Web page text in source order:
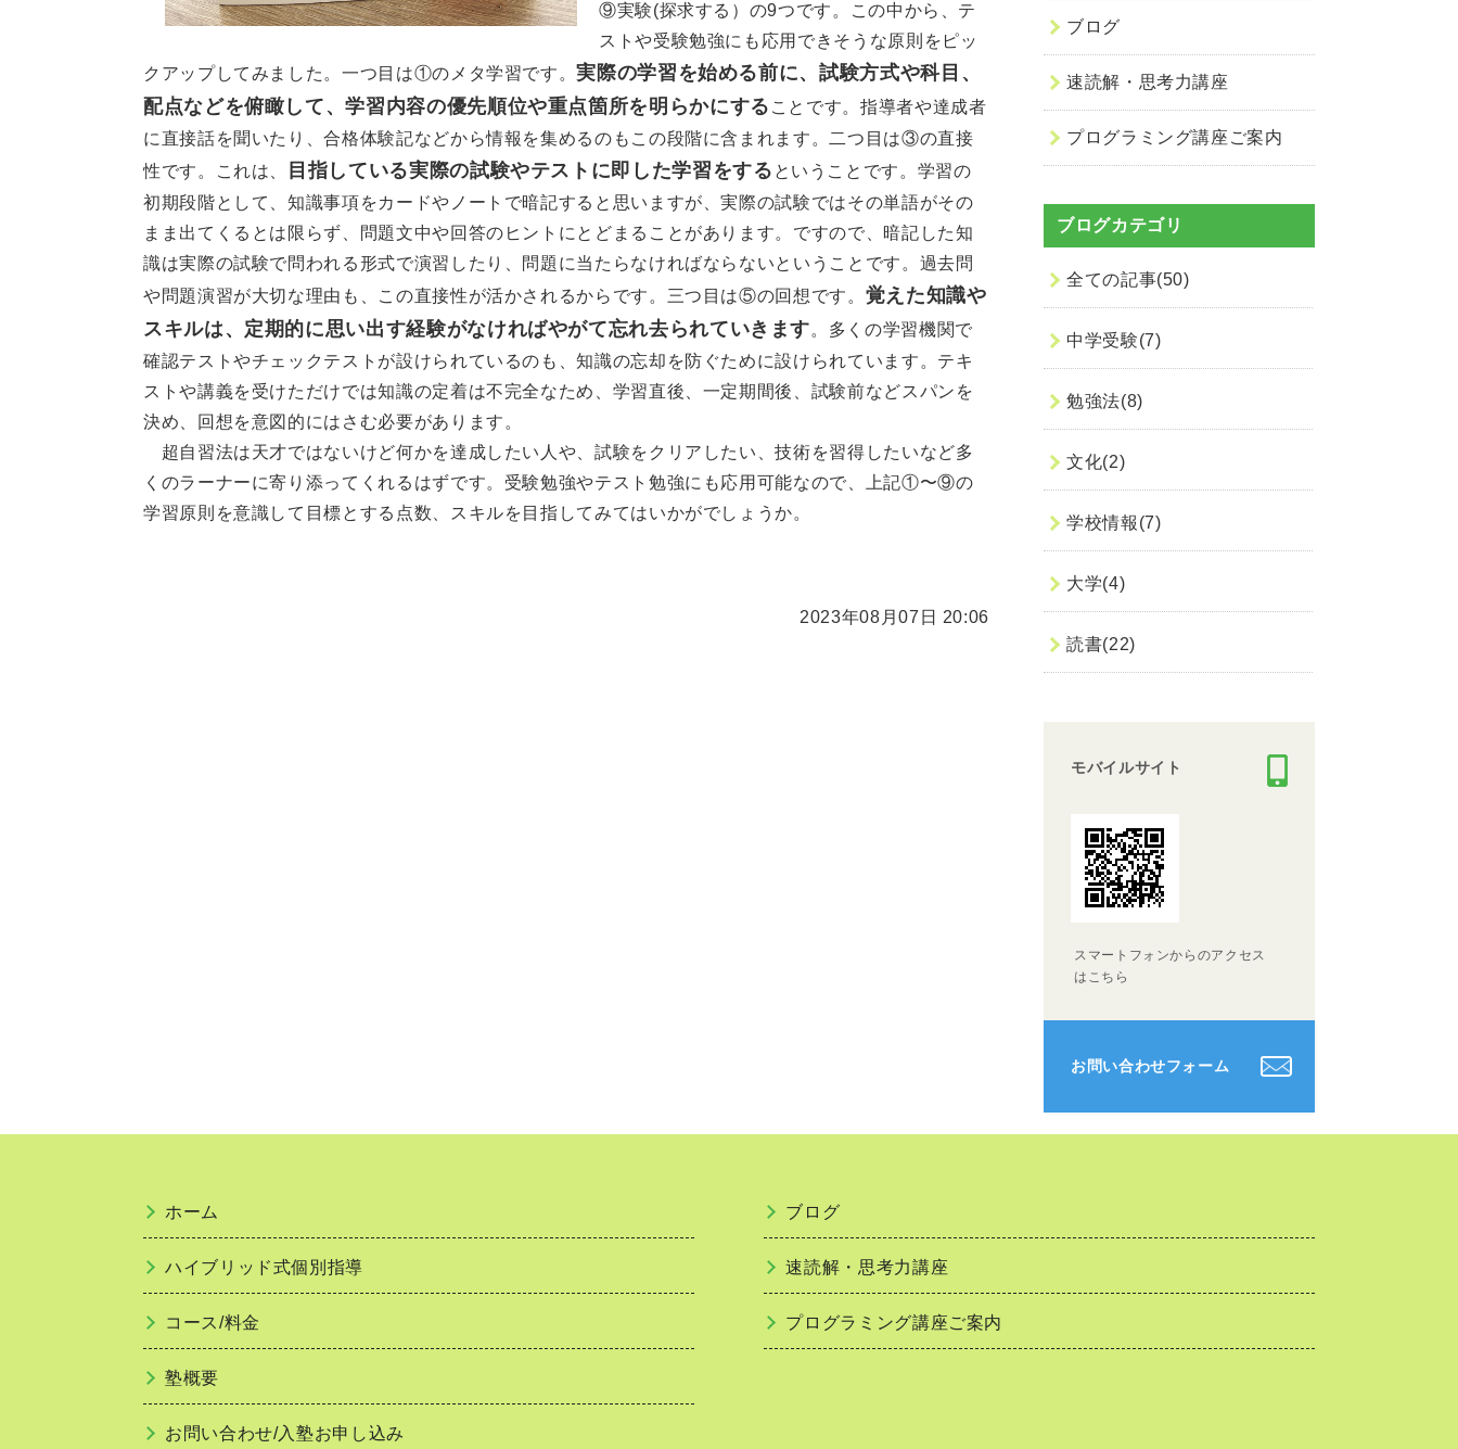
⑨実験(探求する）の9つです。この中から、テ
ストや受験勉強にも応用できそうな原則をピッ
クアップしてみました。一つ目は①のメタ学習です。実際の学習を始める前に、試験方式や科目、
配点などを俯瞰して、学習内容の優先順位や重点箇所を明らかにする ことです。指導者や達成者
に直接話を聞いたり、合格体験記などから情報を集めるのもこの段階に含まれます。二つ目は③の直接
性です。これは、
目指している実際の試験やテストに即した学習をする ということです。学習の
初期段階として、知識事項をカードやノートで暗記すると思いますが、実際の試験ではその単語がその
まま出てくるとは限らず、問題文中や回答のヒントにとどまることがあります。ですので、暗記した知
識は実際の試験で問われる形式で演習したり、問題に当たらなければならないということです。過去問
や問題演習が大切な理由も、この直接性が活かされるからです。三つ目は⑤の回想です。 覚えた知識や
スキルは、定期的に思い出す経験がなければやがて忘れ去られていきます。多くの学習機関で
確認テストやチェックテストが設けられているのも、知識の忘却を防ぐために設けられています。テキ
ストや講義を受けただけでは知識の定着は不完全なため、学習直後、一定期間後、試験前などスパンを
決め、回想を意図的にはさむ必要があります。
超自習法は天才ではないけど何かを達成したい人や、試験をクリアしたい、技術を習得したいなど多
くのラーナーに寄り添ってくれるはずです。受験勉強やテスト勉強にも応用可能なので、上記①〜⑨の
学習原則を意識して目標とする点数、スキルを目指してみてはいかがでしょうか。
2023年08月07日 20:06
ブログ
速読解・思考力講座
プログラミング講座ご案内
ブログカテゴリ
全ての記事(50)
中学受験(7)
勉強法(8)
文化(2)
学校情報(7)
大学(4)
読書(22)
モバイルサイト
スマートフォンからのアクセス
はこちら
お問い合わせフォーム
ホーム
ハイブリッド式個別指導
コース/料金
塾概要
お問い合わせ/入塾お申し込み
ブログ
速読解・思考力講座
プログラミング講座ご案内